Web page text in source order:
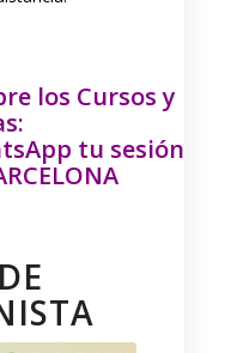
los Cursos y
tu sesión